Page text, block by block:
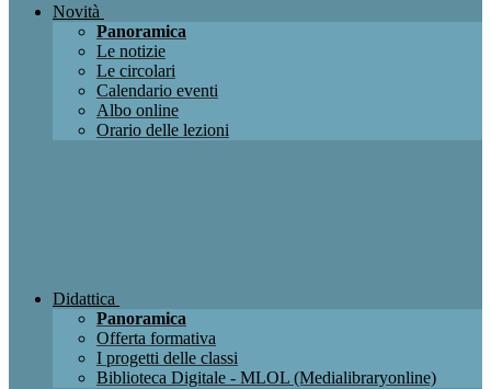
Novità
Panoramica
Le notizie
Le circolari
Calendario eventi
Albo online
Orario delle lezioni
Didattica
Panoramica
Offerta formativa
I progetti delle classi
Biblioteca Digitale - MLOL (Medialibraryonline)